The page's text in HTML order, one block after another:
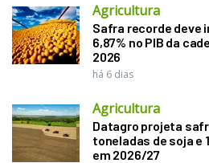
Agricultura
Safra recorde deve
6,87% no PIB da
2026
há 6 dias
Agricultura
Datagro projeta
toneladas de soja e
em 2026/27